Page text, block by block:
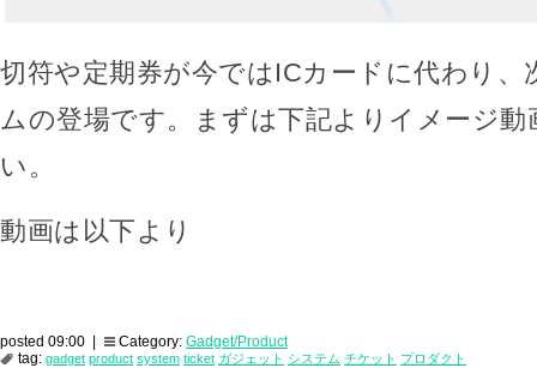
切符や定期券が今ではICカードに代わり、
ムの登場です。まずは下記よりイメージ
い。
動画は以下より
posted 09:00 | Category: Gadget/Product
tag: gadget product system ticket ガジェット システム チケット プロダクト